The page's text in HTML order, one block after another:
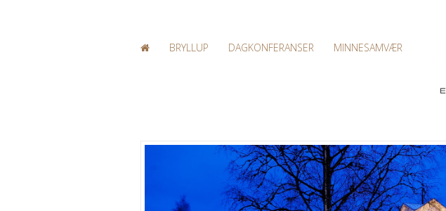
BRYLLUP DAGKONFERANSER MINNESAMVÆR